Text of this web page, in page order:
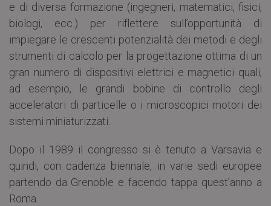
e di diversa formazione (ingegneri, matematici, fisici,
biologi, ecc.) per riflettere sull’opportunità di
impiegare le crescenti potenzialità dei metodi e degli
strumenti di calcolo per la progettazione ottima di un
gran numero di dispositivi elettrici e magnetici quali,
ad esempio, le grandi bobine di controllo degli
acceleratori di particelle o i microscopici motori dei
sistemi miniaturizzati.
Dopo il 1989 il congresso si è tenuto a Varsavia e
quindi, con cadenza biennale, in varie sedi europee
partendo da Grenoble e facendo tappa quest’anno a
Roma.